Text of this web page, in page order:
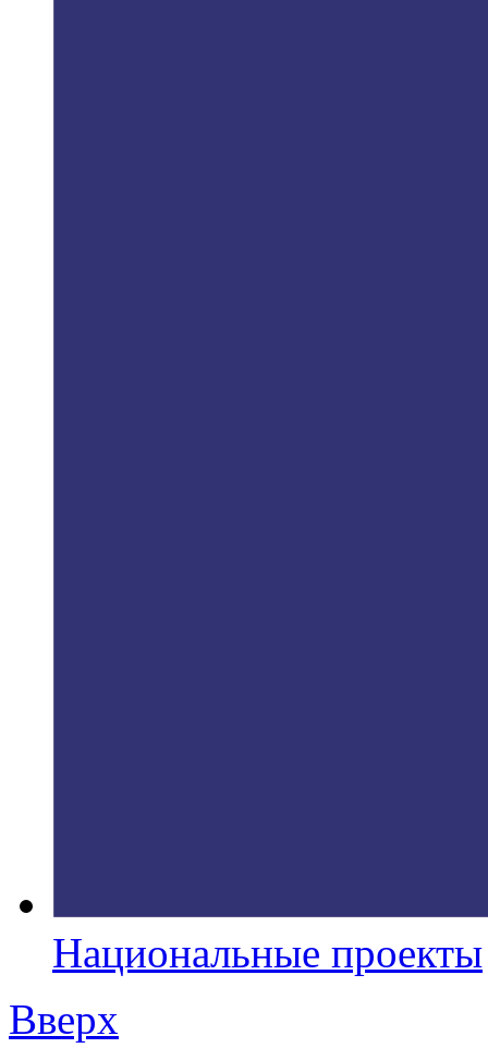
Национальные проекты
Вверх